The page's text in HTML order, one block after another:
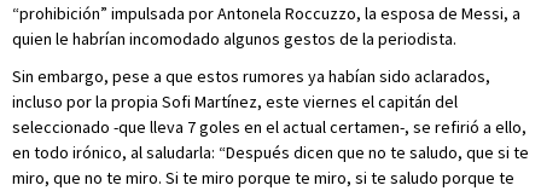
“prohibición” impulsada por Antonela Roccuzzo, la esposa de Messi, a
quien le habrían incomodado algunos gestos de la periodista.
Sin embargo, pese a que estos rumores ya habían sido aclarados,
incluso por la propia Sofi Martínez, este viernes el capitán del
seleccionado -que lleva 7 goles en el actual certamen-, se refirió a ello,
en todo irónico, al saludarla: “Después dicen que no te saludo, que si te
miro, que no te miro. Si te miro porque te miro, si te saludo porque te